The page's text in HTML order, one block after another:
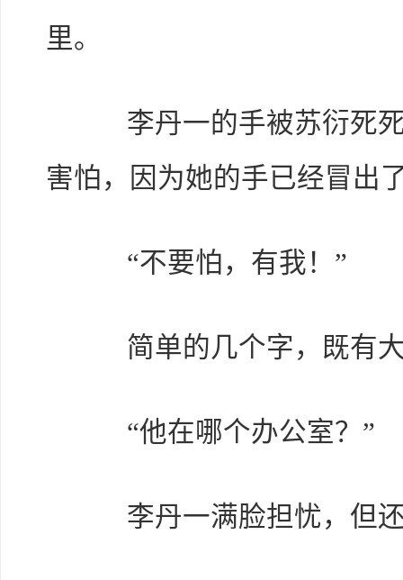
里。
李丹一的手被苏衍死死
害怕，因为她的手已经冒出
“不要怕，有我！”
简单的几个字，既有大
“他在哪个办公室？”
李丹一满脸担忧，但还